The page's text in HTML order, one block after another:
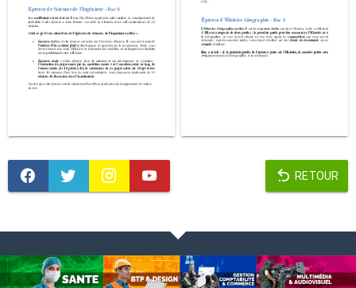
RETOUR